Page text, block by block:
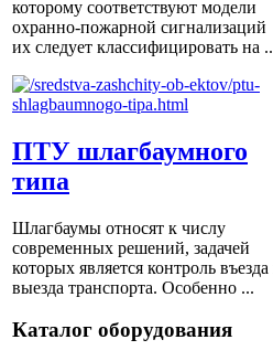
которому соответствуют модели
охранно-пожарной сигнализаций
их следует классифицировать на
ПТУ шлагбаумного
типа
Шлагбаумы относят к числу
современных решений, задачей
которых является контроль въезда
выезда транспорта. Особенно ...
Каталог оборудования